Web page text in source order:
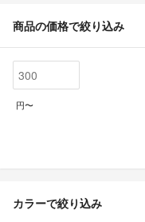
商品の価格で絞り込み
円〜
カラーで絞り込み